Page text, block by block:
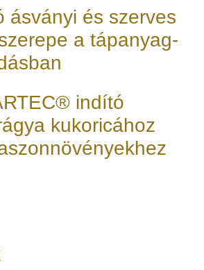
ásványi és szerves
a tápanyag-
indító
kukoricához